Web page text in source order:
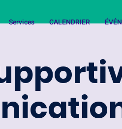
Services CALENDRIER